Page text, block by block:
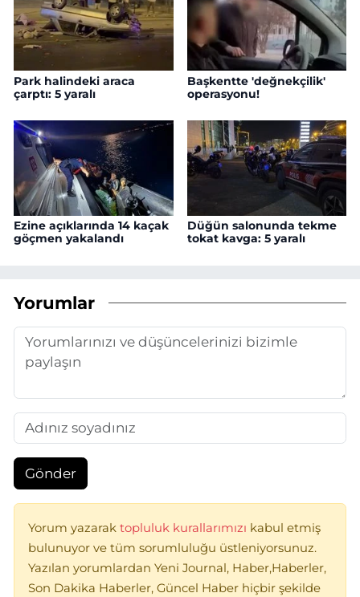
Park halindeki araca
çarptı: 5 yaralı
Başkentte 'değnekçilik'
operasyonu!
Ezine açıklarında 14 kaçak
göçmen yakalandı
Düğün salonunda tekme
tokat kavga: 5 yaralı
Yorumlar
Gönder
Yorum yazarak topluluk kurallarımızı kabul etmiş
bulunuyor ve tüm sorumluluğu üstleniyorsunuz.
Yazılan yorumlardan Yeni Journal, Haber,Haberler,
Son Dakika Haberler, Güncel Haber hiçbir şekilde